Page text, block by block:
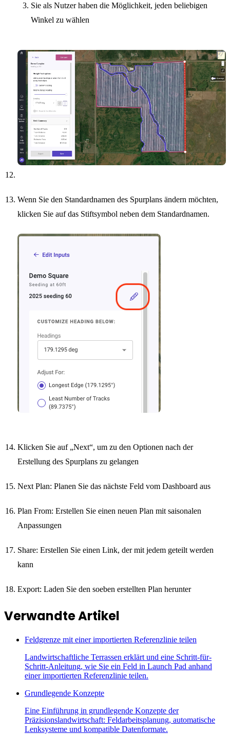
Sie als Nutzer haben die Möglichkeit, jeden beliebigen
Winkel zu wählen
Wenn Sie den Standardnamen des Spurplans ändern möchten,
klicken Sie auf das Stiftsymbol neben dem Standardnamen.
Klicken Sie auf „Next“, um zu den Optionen nach der
Erstellung des Spurplans zu gelangen
Next Plan: Planen Sie das nächste Feld vom Dashboard aus
Plan From: Erstellen Sie einen neuen Plan mit saisonalen
Anpassungen
Share: Erstellen Sie einen Link, der mit jedem geteilt werden
kann
Export: Laden Sie den soeben erstellten Plan herunter
Verwandte Artikel
Feldgrenze mit einer importierten Referenzlinie teilen
Landwirtschaftliche Terrassen erklärt und eine Schritt-für-
Schritt-Anleitung, wie Sie ein Feld in Launch Pad anhand
einer importierten Referenzlinie teilen.
Grundlegende Konzepte
Eine Einführung in grundlegende Konzepte der
Präzisionslandwirtschaft: Feldarbeitsplanung, automatische
Lenksysteme und kompatible Datenformate.